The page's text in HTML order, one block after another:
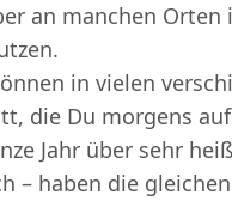
an manchen
in vielen
die Du morgens
Jahr über sehr
– haben die